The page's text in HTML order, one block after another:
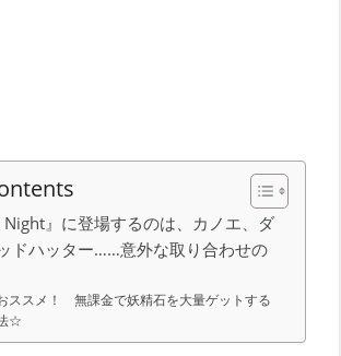
Night』に登場するのは、カノエ、ダ
ドハッター……意外な取り合わせの
ススメ！ 無課金で妖精石を大量ゲットする
☆